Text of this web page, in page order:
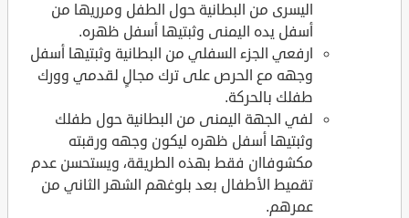
اليسرى من البطانية حول الطفل ومرريها من
أسفل يده اليمنى وثبتيها أسفل ظهره.
ارفعي الجزء السفلي من البطانية وثبتيها أسفل
وجهه مع الحرص على ترك مجالٍ لقدمي وورك
طفلك بالحركة.
لفي الجهة اليمنى من البطانية حول طفلك
وثبتيها أسفل ظهره ليكون وجهه ورقبته
مكشوفاان فقط بهذه الطريقة، ويستحسن عدم
تقميط الأطفال بعد بلوغهم الشهر الثاني من
عمرهم.